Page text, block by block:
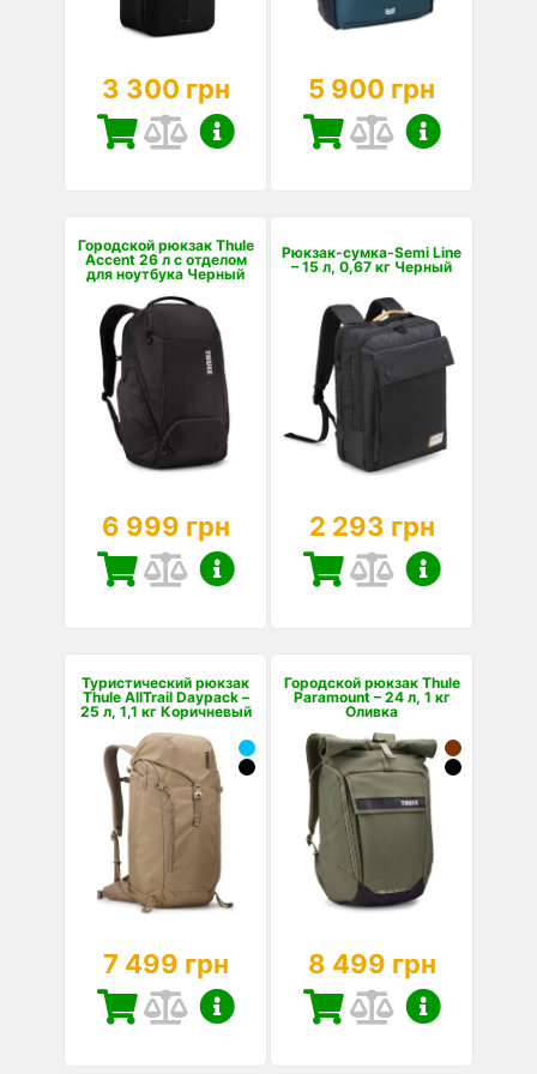
3 300 грн 5 900 грн
Городской рюкзак Thule
Accent 26 л с отделом
для ноутбука Черный
6 999 грн
Рюкзак-сумка-Semi Line
– 15 л, 0,67 кг Черный
2 293 грн
Туристический рюкзак
Thule AllTrail Daypack –
25 л, 1,1 кг Коричневый
7 499 грн
Городской рюкзак Thule
Paramount – 24 л, 1 кг
Оливка
8 499 грн